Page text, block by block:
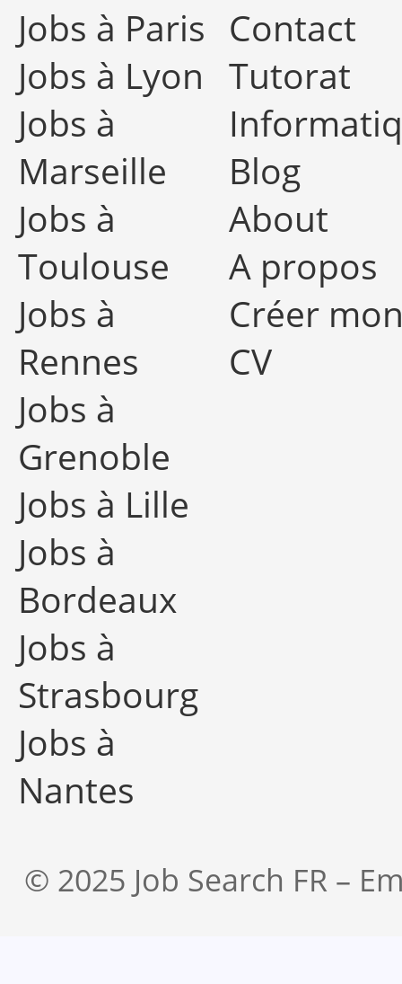
Jobs à Paris
Jobs à Lyon
Jobs à
Marseille
Jobs à
Toulouse
Jobs à
Rennes
Jobs à
Grenoble
Jobs à Lille
Jobs à
Bordeaux
Jobs à
Strasbourg
Jobs à
Nantes
Contact
Tutorat
Blog
About
A propos
Créer
CV
© 2025 Job Search FR –